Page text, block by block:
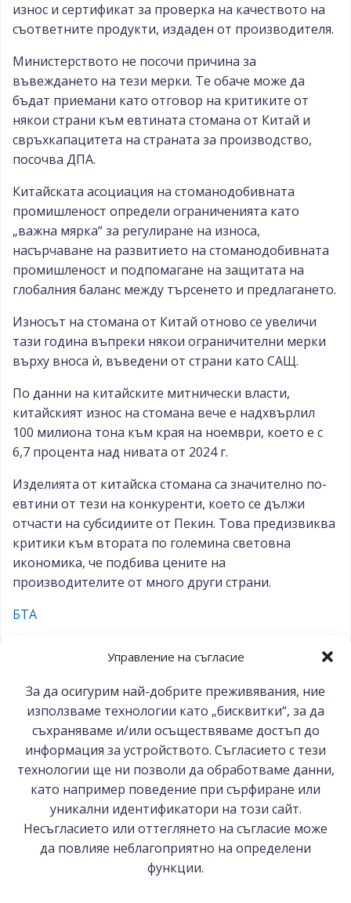
Управление на съгласие
За да осигурим най-добрите преживявания, ние
използваме технологии като „бисквитки“, за да
съхраняваме и/или осъществяваме достъп до
информация за устройството. Съгласието с тези
технологии ще ни позволи да обработваме данни,
като например поведение при сърфиране или
уникални идентификатори на този сайт.
Несъгласието или оттеглянето на съгласие може
да повлияе неблагоприятно на определени
функции.
износ и сертификат за проверка на качеството на
съответните продукти, издаден от производителя.
Министерството не посочи причина за
въвеждането на тези мерки. Те обаче може да
бъдат приемани като отговор на критиките от
някои страни към евтината стомана от Китай и
свръхкапацитета на страната за производство,
посочва ДПА.
Китайската асоциация на стоманодобивната
промишленост определи ограниченията като
„важна мярка“ за регулиране на износа,
насърчаване на развитието на стоманодобивната
промишленост и подпомагане на защитата на
глобалния баланс между търсенето и предлагането.
Износът на стомана от Китай отново се увеличи
тази година въпреки някои ограничителни мерки
върху вноса ѝ, въведени от страни като САЩ.
По данни на китайските митнически власти,
китайският износ на стомана вече е надхвърлил
100 милиона тона към края на ноември, което е с
6,7 процента над нивата от 2024 г.
Изделията от китайска стомана са значително по-
евтини от тези на конкуренти, което се дължи
отчасти на субсидиите от Пекин. Това предизвиква
критики към втората по големина световна
икономика, че подбива цените на
производителите от много други страни.
БТА
Post
navigation
Предишна публикация
Post
navigation
Следваща публикация
© 2026 БСК-Комерсконсулт ЕООД
София 1000, ул. Цар Самуил №27